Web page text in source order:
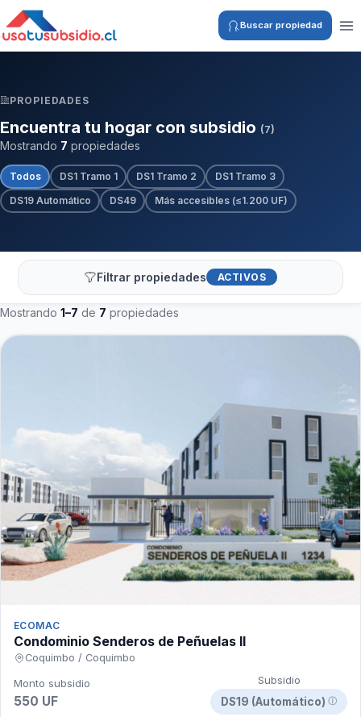
Buscar propiedad
PROPIEDADES
Encuentra tu hogar con subsidio (7)
Mostrando 7 propiedades
Todos DS1 Tramo 1 DS1 Tramo 2
DS1 Tramo 3
DS19 Automático
DS49 Más accesibles (≤1.200 UF)
Filtrar propiedades ACTIVOS
Mostrando 1–7 de 7 propiedades
ECOMAC
Condominio Senderos de Peñuelas II
Coquimbo / Coquimbo
Monto subsidio
550 UF
Subsidio
DS19 (Automático) ⓘ